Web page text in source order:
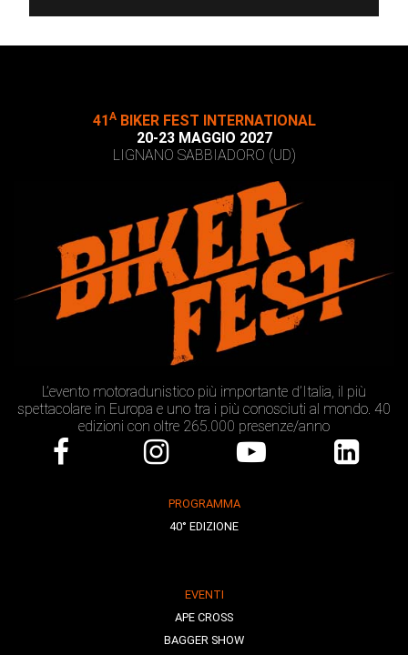
41 ABIKER FEST INTERNATIONAL
20-23 MAGGIO 2027
LIGNANO SABBIADORO (UD)
L’evento motoradunistico più importante d’Italia, il più
spettacolare in Europa e uno tra i più conosciuti al mondo. 40
edizioni con oltre 265.000 presenze/anno
PROGRAMMA
40° EDIZIONE
EVENTI
APE CROSS
BAGGER SHOW